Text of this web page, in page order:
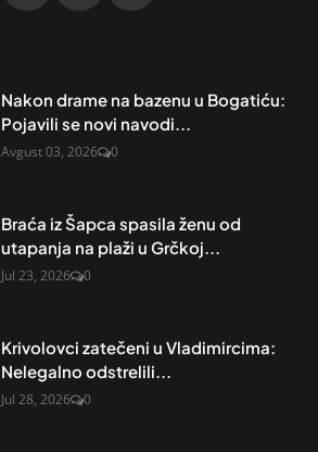
Nakon drame na bazenu u Bogatiću:
Pojavili se novi navodi...
Avgust 03, 2026 0
Braća iz Šapca spasila ženu od
utapanja na plaži u Grčkoj...
Jul 23, 2026 0
Krivolovci zatečeni u Vladimircima:
Nelegalno odstrelili...
Jul 28, 2026 0